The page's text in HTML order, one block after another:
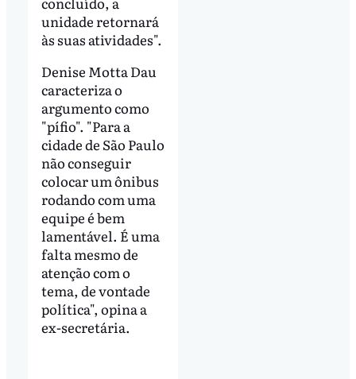
unidade retornará
às suas atividades".
Denise Motta Dau
caracteriza o
argumento como
"pífio". "Para a
cidade de São Paulo
não conseguir
colocar um ônibus
rodando com uma
equipe é bem
lamentável. É uma
falta mesmo de
atenção com o
tema, de vontade
política", opina a
ex-secretária.